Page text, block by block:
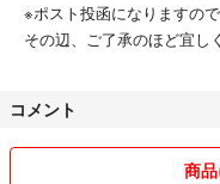
※ポスト投函になりますの
その辺、ご了承のほど宜し
コメント
商